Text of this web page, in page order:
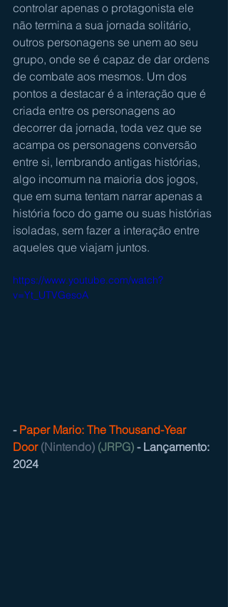
controlar apenas o protagonista ele
não termina a sua jornada solitário,
outros personagens se unem ao seu
grupo, onde se é capaz de dar ordens
de combate aos mesmos. Um dos
pontos a destacar é a interação que é
criada entre os personagens ao
decorrer da jornada, toda vez que se
acampa os personagens conversão
entre si, lembrando antigas histórias,
algo incomum na maioria dos jogos,
que em suma tentam narrar apenas a
história foco do game ou suas histórias
isoladas, sem fazer a interação entre
aqueles que viajam juntos.
https://www.youtube.com/watch?
v=Yt_UTVGesoA
- Paper Mario: The Thousand-Year
Door (Nintendo) (JRPG) - Lançamento:
2024